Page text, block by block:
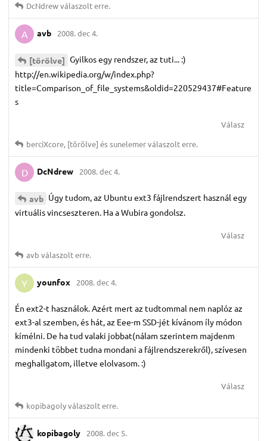
DcNdrewválaszolt erre.
A avb 2008. dec 4.
[törölve] Gyilkos egy rendszer, az tuti... :)
http://en.wikipedia.org/w/index.php?
title=Comparison_of_file_systems&oldid=220529437#Feature
s
Válasz
berciXcore, [törölve] éssunelemerválaszolt erre.
D DcNdrew 2008. dec 4.
avb Úgy tudom, az Ubuntu ext3 fájlrendszert használ egy
virtuális vincseszteren. Ha a Wubira gondolsz.
Válasz
avb válaszolt erre.
Y younfox 2008. dec 4.
Én ext2-t használok. Azért mert az tudtommal nem naplóz az
ext3-al szemben, és hát, az Eee-m SSD-jét kívánom íly módon
kímélni. De ha tud valaki jobbat(nálam szerintem majdenm
mindenki többet tudna mondani a fájlrendszerekről), szívesen
meghallgatom, illetve elolvasom. :)
Válasz
kopibagolyválaszolt erre.
kopibagoly 2008. dec 5.